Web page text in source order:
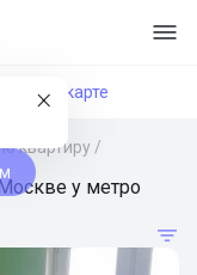
На карте
квартиру /
у метро